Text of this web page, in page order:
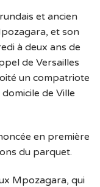
et ancien
et son
à deux ans de
de Versailles
un compatriote
de Ville
en première
du parquet.
Mpozagara, qui